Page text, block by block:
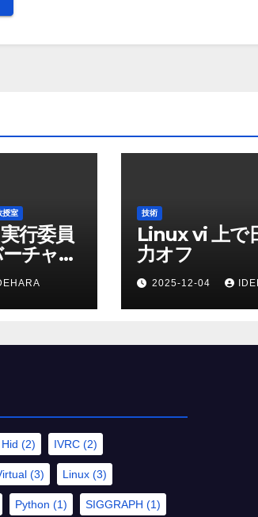
授室
行委員
チャ
トにか
上
技術
Linux vi 上で
力オフ
2025-12-04
Hid (2) IVRC (2)
(3) Linux (3)
Python (1) SIGGRAPH (1)